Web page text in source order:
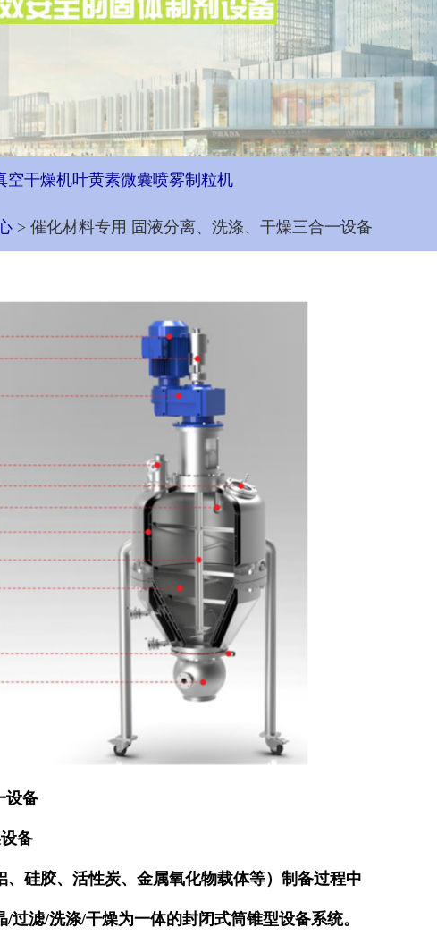
空干燥机叶黄素微囊喷雾制粒机
> 催化材料专用 固液分离、洗涤、干燥三合一设备
设备
备
硅胶、活性炭、金属氧化物载体等）制备过程中
滤/洗涤/干燥为一体的封闭式筒锥型设备系统。